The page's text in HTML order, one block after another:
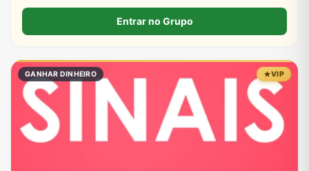
Entrar no Grupo
GANHAR DINHEIRO VIP